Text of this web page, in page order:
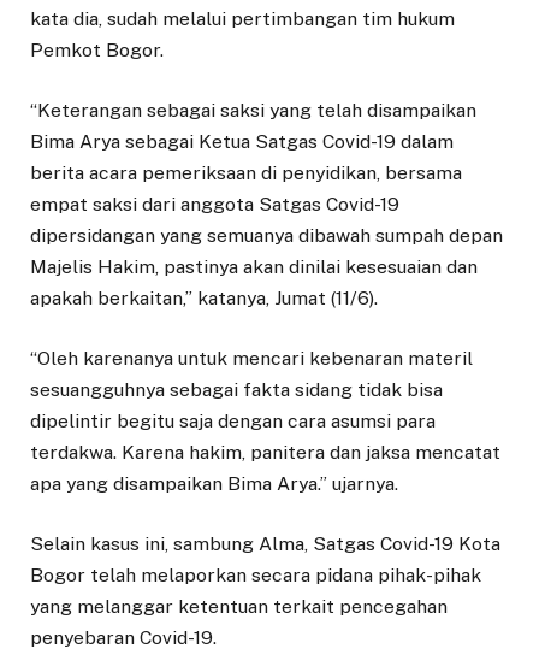
kata dia, sudah melalui pertimbangan tim hukum
Pemkot Bogor.
“Keterangan sebagai saksi yang telah disampaikan
Bima Arya sebagai Ketua Satgas Covid-19 dalam
berita acara pemeriksaan di penyidikan, bersama
empat saksi dari anggota Satgas Covid-19
dipersidangan yang semuanya dibawah sumpah depan
Majelis Hakim, pastinya akan dinilai kesesuaian dan
apakah berkaitan,” katanya, Jumat (11/6).
“Oleh karenanya untuk mencari kebenaran materil
sesuangguhnya sebagai fakta sidang tidak bisa
dipelintir begitu saja dengan cara asumsi para
terdakwa. Karena hakim, panitera dan jaksa mencatat
apa yang disampaikan Bima Arya.” ujarnya.
Selain kasus ini, sambung Alma, Satgas Covid-19 Kota
Bogor telah melaporkan secara pidana pihak-pihak
yang melanggar ketentuan terkait pencegahan
penyebaran Covid-19.